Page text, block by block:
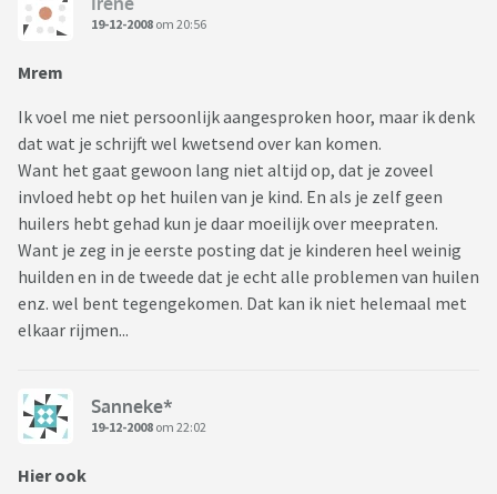
19-12-2008 om 20:56
Mrem
Ik voel me niet persoonlijk aangesproken hoor, maar ik denk
dat wat je schrijft wel kwetsend over kan komen.
Want het gaat gewoon lang niet altijd op, dat je zoveel
invloed hebt op het huilen van je kind. En als je zelf geen
huilers hebt gehad kun je daar moeilijk over meepraten.
Want je zeg in je eerste posting dat je kinderen heel weinig
huilden en in de tweede dat je echt alle problemen van huilen
enz. wel bent tegengekomen. Dat kan ik niet helemaal met
elkaar rijmen...
Sanneke*
19-12-2008 om 22:02
Hier ook